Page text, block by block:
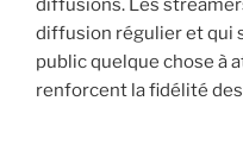
diffusions. Les
diffusion régulier et qui
public quelque chose à
renforcent la fidélité